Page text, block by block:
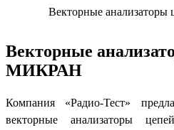
Векторные
Векторные
МИКРАН
Компания «Радио-Тест»
векторные анализаторы